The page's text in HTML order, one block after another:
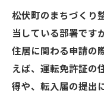
松伏町のまちづくり
当している部署です
住居に関わる申請の
えば、運転免許証の
得や、転入届の提出